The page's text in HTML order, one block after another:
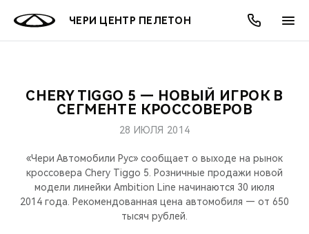
ЧЕРИ ЦЕНТР ПЕЛЕТОН
МОДЕЛИ
КРОССОВЕРЫ
ПОКУПАТЕЛЯМ
КРЕДИТ И СТРАХОВАНИЕ
ВЛАДЕЛЬЦАМ
ЗАПЧАСТИ И АКСЕССУАРЫ
ПОДДЕРЖКА
МИР CHERY
О БРЕНДЕ
CHERY В СОЦСЕТЯХ
АКЦИИ
ОНЛАЙН СЕРВИСЫ
КРЕДИТ
О КОМПАНИИ
МЫ В СОЦСЕТЯХ
CHERY TIGGO 5 — НОВЫЙ ИГРОК В
СЕГМЕНТЕ КРОССОВЕРОВ
28 ИЮЛЯ 2014
«Чери Автомобили Рус» сообщает о выходе на рынок
кроссовера Chery Tiggo 5. Розничные продажи новой
модели линейки Ambition Line начинаются 30 июля
2014 года. Рекомендованная цена автомобиля — от 650
тысяч рублей.